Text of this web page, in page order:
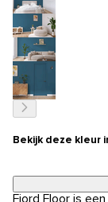
Bekijk deze kleur
Fjord Floor is